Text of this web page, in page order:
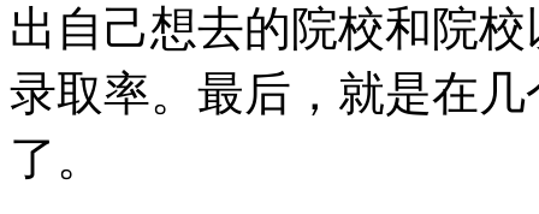
出自己想去的院校和院
录取率。最后，就是在
了。